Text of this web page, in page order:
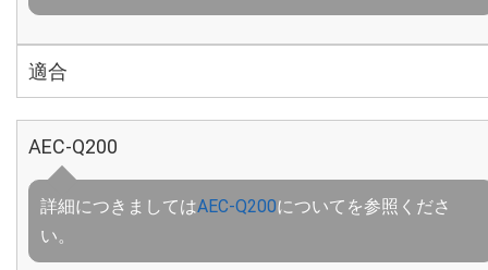
適合
AEC-Q200
詳細につきましてはAEC-Q200についてを参照くださ
い。